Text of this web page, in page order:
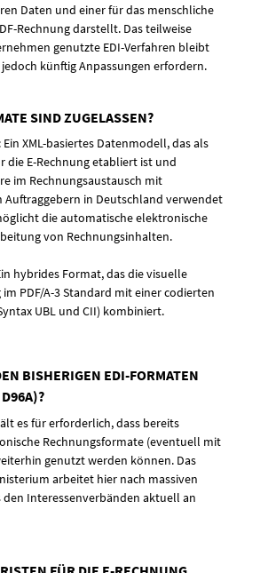
Daten und einer für das menschliche
Rechnung darstellt. Das teilweise
genutzte EDI-Verfahren bleibt
künftig Anpassungen erfordern.
SIND ZUGELASSEN?
Ein XML-basiertes Datenmodell, das als
die E-Rechnung etabliert ist und
im Rechnungsaustausch mit
in Deutschland verwendet
die automatische elektronische
von Rechnungsinhalten.
hybrides Format, das die visuelle
PDF/A-3 Standard mit einer codierten
UBL und CII) kombiniert.
BISHERIGEN EDI-FORMATEN
es für erforderlich, dass bereits
Rechnungsformate (eventuell mit
genutzt werden können. Das
arbeitet hier nach massiven
den Interessenverbänden aktuell an